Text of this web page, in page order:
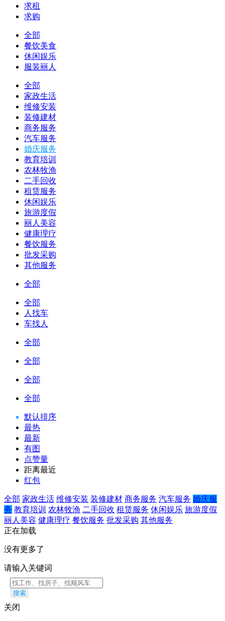
求租
求购
全部
餐饮美食
休闲娱乐
服装丽人
全部
家政生活
维修安装
装修建材
商务服务
汽车服务
婚庆服务
教育培训
农林牧渔
二手回收
租赁服务
休闲娱乐
旅游度假
丽人美容
健康理疗
餐饮服务
批发采购
其他服务
全部
全部
人找车
车找人
全部
全部
全部
全部
默认排序
最热
最新
有图
点赞量
距离最近
红包
全部 家政生活 维修安装 装修建材 商务服务 汽车服务 婚庆服
务 教育培训 农林牧渔 二手回收 租赁服务 休闲娱乐 旅游度假
丽人美容 健康理疗 餐饮服务 批发采购 其他服务
正在加载
没有更多了
请输入关键词
搜索
关闭